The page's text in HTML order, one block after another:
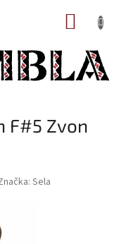
F#5 Zvon
Sela